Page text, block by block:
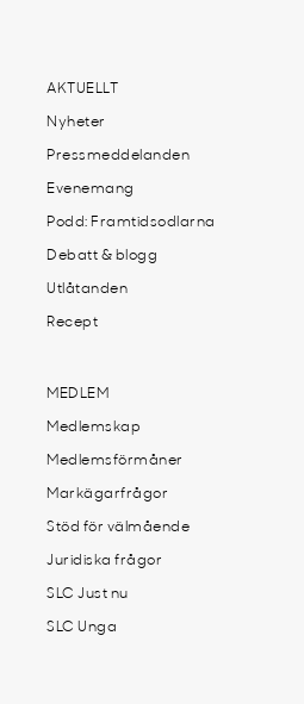
AKTUELLT
Nyheter
Pressmeddelanden
Evenemang
Podd: Framtidsodlarna
Debatt & blogg
Utlåtanden
Recept
MEDLEM
Medlemskap
Medlemsförmåner
Markägarfrågor
Stöd för välmående
Juridiska frågor
SLC Just nu
SLC Unga